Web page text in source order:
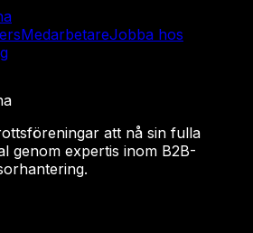
MedarbetareJobba hos
att nå sin fulla
genom expertis inom B2B-